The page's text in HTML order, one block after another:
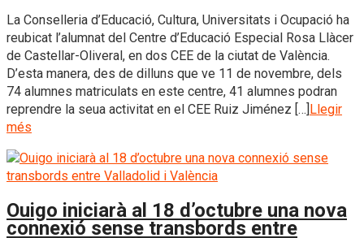
La Conselleria d’Educació, Cultura, Universitats i Ocupació ha
reubicat l’alumnat del Centre d’Educació Especial Rosa Llàcer
de Castellar-Oliveral, en dos CEE de la ciutat de València.
D’esta manera, des de dilluns que ve 11 de novembre, dels
74 alumnes matriculats en este centre, 41 alumnes podran
reprendre la seua activitat en el CEE Ruiz Jiménez […]Llegir
més
Ouigo iniciarà al 18 d’octubre una nova
connexió sense transbords entre